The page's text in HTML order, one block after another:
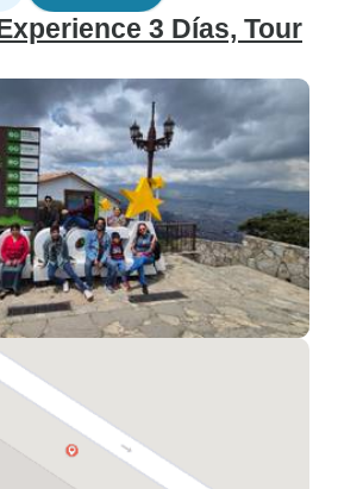
3 Días, Tour